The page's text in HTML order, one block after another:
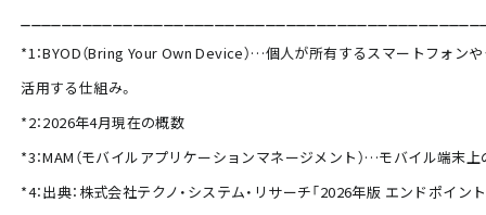
*1：BYOD（Bring Your Own Device）…個人が所有するスマートフォン
活用する仕組み。
*2：2026年4月現在の概数
*3：MAM（モバイルアプリケーションマネージメント）…モバイル端末
*4：出典：株式会社テクノ・システム・リサーチ「2026年版 エンドポイ